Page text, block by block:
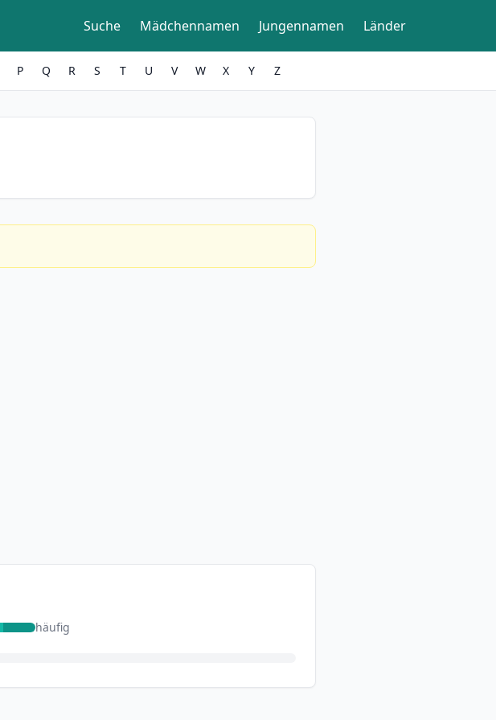
Suche Mädchennamen Jungennamen Länder
P Q R S T U V W X Y Z
häufig